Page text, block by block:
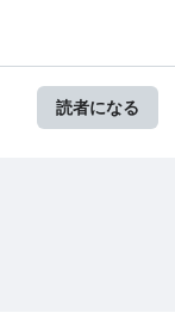
読者になる